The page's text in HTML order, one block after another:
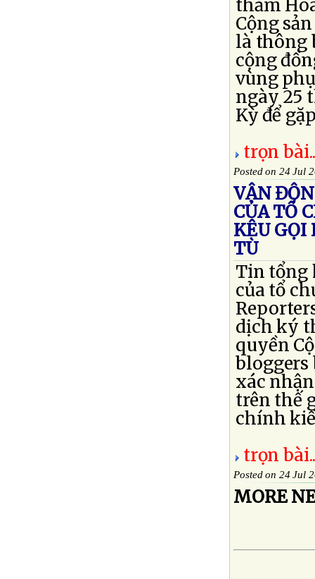
thăm
Cộng
là thông
cộng
vùng
ngày 25
Kỳ để
trọn
Posted on 24 Jul
VẬN
CỦA TỔ
KÊU GỌI
TÙ
Tin tổng
của tổ
dịch ký
quyền
bloggers
xác
trên thế
chính
trọn
Posted on 24 Jul
MORE